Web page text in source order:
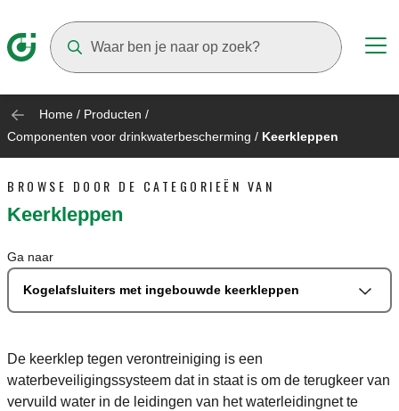
Home / Producten /
Componenten voor drinkwaterbescherming / Keerkleppen
BROWSE DOOR DE CATEGORIEËN VAN
Keerkleppen
Ga naar
Kogelafsluiters met ingebouwde keerkleppen
De keerklep tegen verontreiniging is een
waterbeveiligingssysteem dat in staat is om de terugkeer van
vervuild water in de leidingen van het waterleidingnet te